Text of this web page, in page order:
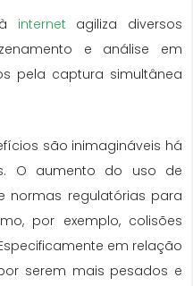
internet agiliza diversos
e análise em
pela captura simultânea
são inimagináveis há
O aumento do uso de
normas regulatórias para
por exemplo, colisões
em relação
serem mais pesados e